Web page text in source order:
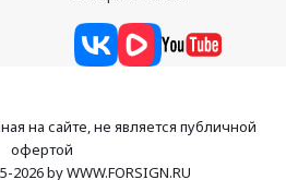
на сайте, не является публичной
офертой
by WWW.FORSIGN.RU